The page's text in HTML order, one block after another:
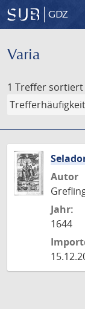
GDZ
Varia
1 Treffer sortiert
Autor
Jahr:
1644